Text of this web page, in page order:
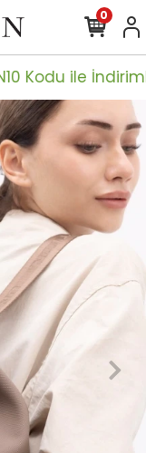
Kodu ile
0